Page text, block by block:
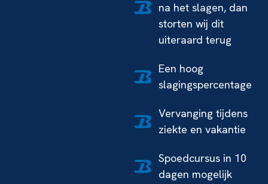
na het slagen, dan
storten wij dit
uiteraard terug
Een hoog
slagingspercentage
Vervanging tijdens
ziekte en vakantie
Spoedcursus in 10
dagen mogelijk